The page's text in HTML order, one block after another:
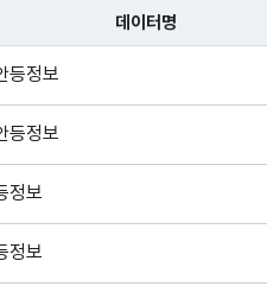
터명, 등록일로 구성되어있습니
데이터명
등정보
등정보
정보
정보